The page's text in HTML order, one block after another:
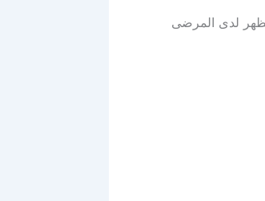
لدى المرضى